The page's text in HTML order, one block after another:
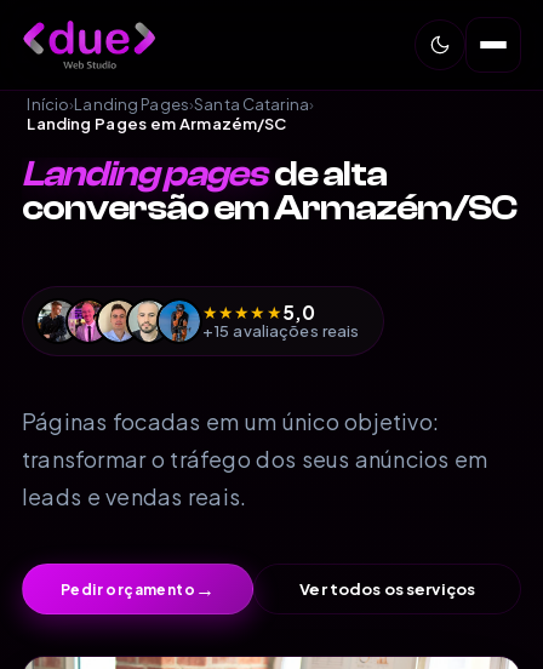
Início›Landing Pages›Santa Catarina›
Landing Pages em Armazém/SC
Landing pagesde alta
conversão em Armazém/SC
★★★★★5,0
+15 avaliações reais
Páginas focadas em um único objetivo:
transformar o tráfego dos seus anúncios em
leads e vendas reais.
Pedir orçamento → Ver todos os serviços